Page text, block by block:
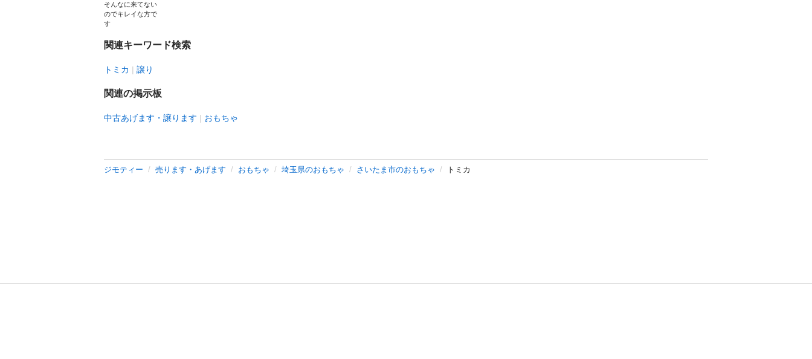
そんなに来てない
のでキレイな方で
す
関連キーワード検索
トミカ 譲り
関連の掲示板
中古あげます・譲ります おもちゃ
ジモティー 売ります・あげます おもちゃ 埼玉県のおもちゃ さいたま市のおもちゃ トミカ